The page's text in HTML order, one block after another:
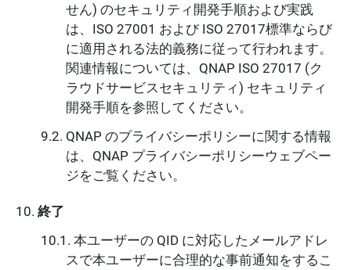
せん) のセキュリティ開発手順および実践
は、ISO 27001 および ISO 27017標準ならび
に適用される法的義務に従って行われます。
関連情報については、QNAP ISO 27017 (ク
ラウドサービスセキュリティ) セキュリティ
開発手順を参照してください。
QNAP のプライバシーポリシーに関する情報
は、QNAP プライバシーポリシーウェブペー
ジをご覧ください。
終了
本ユーザーの QID に対応したメールアドレ
スで本ユーザーに合理的な事前通知をするこ